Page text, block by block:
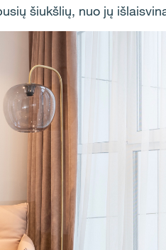
šiukšlių, nuo jų